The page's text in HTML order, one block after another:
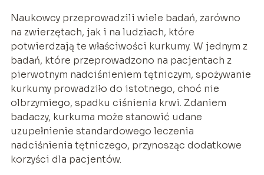
Naukowcy przeprowadzili wiele badań, zarówno
na zwierzętach, jak i na ludziach, które
potwierdzają te właściwości kurkumy. W jednym z
badań, które przeprowadzono na pacjentach z
pierwotnym nadciśnieniem tętniczym, spożywanie
kurkumy prowadziło do istotnego, choć nie
olbrzymiego, spadku ciśnienia krwi. Zdaniem
badaczy, kurkuma może stanowić udane
uzupełnienie standardowego leczenia
nadciśnienia tętniczego, przynosząc dodatkowe
korzyści dla pacjentów.